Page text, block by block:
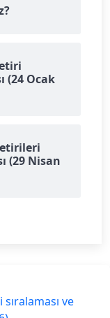
(24 Ocak
(29 Nisan
ve